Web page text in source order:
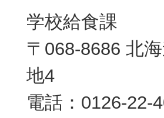
学校給食課
〒068-8686 北
地4
電話：0126-22-